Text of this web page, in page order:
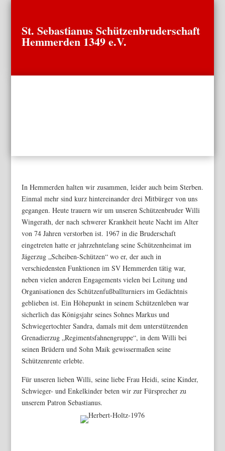
St. Sebastianus Schützenbruderschaft
Hemmerden 1349 e.V.
In Hemmerden halten wir zusammen, leider auch beim Sterben.
Einmal mehr sind kurz hintereinander drei Mitbürger von uns
gegangen. Heute trauern wir um unseren Schützenbruder Willi
Wingerath, der nach schwerer Krankheit heute Nacht im Alter
von 74 Jahren verstorben ist. 1967 in die Bruderschaft
eingetreten hatte er jahrzehntelang seine Schützenheimat im
Jägerzug „Scheiben-Schützen“ wo er, der auch in
verschiedensten Funktionen im SV Hemmerden tätig war,
neben vielen anderen Engagements vielen bei Leitung und
Organisationen des Schützenfußballturniers im Gedächtnis
geblieben ist. Ein Höhepunkt in seinem Schützenleben war
sicherlich das Königsjahr seines Sohnes Markus und
Schwiegertochter Sandra, damals mit dem unterstützenden
Grenadierzug „Regimentsfahnengruppe“, in dem Willi bei
seinen Brüdern und Sohn Maik gewissermaßen seine
Schützenrente erlebte.
Für unseren lieben Willi, seine liebe Frau Heidi, seine Kinder,
Schwieger- und Enkelkinder beten wir zur Fürsprecher zu
unserem Patron Sebastianus.